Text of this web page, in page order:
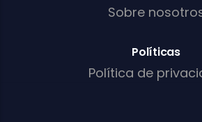
Sobre
Políticas
Política de